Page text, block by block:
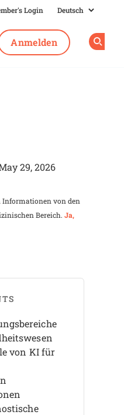
Login
Anmelden
29, 2026
Informationen von den
Bereich. Ja,
von KI für